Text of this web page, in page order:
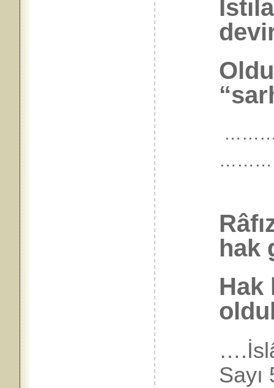
hak
Hak